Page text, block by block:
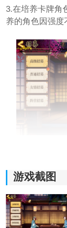
3.在培养卡牌角
养的角色因强度
《十二鬼月》游
1.每一位角色都
中随时转换形态
2.玩家的角色在
游戏截图